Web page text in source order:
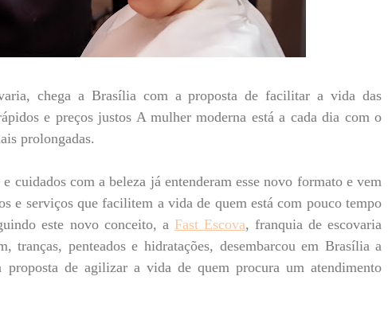
chega a Brasília com a proposta de facilitar a vida das
e preços justos A mulher moderna está a cada dia com o
prolongadas.
cuidados com a beleza já entenderam esse novo formato e vem
e serviços que facilitem a vida de quem está com pouco tempo
este novo conceito, a Fast Escova, franquia de escovaria
tranças, penteados e hidratações, desembarcou em Brasília a
de agilizar a vida de quem procura um atendimento